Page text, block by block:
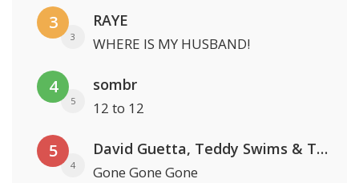
3
3
RAYE
WHERE IS MY HUSBAND!
4
5
sombr
12 to 12
5
4
David Guetta, Teddy Swims & Tones And I
Gone Gone Gone